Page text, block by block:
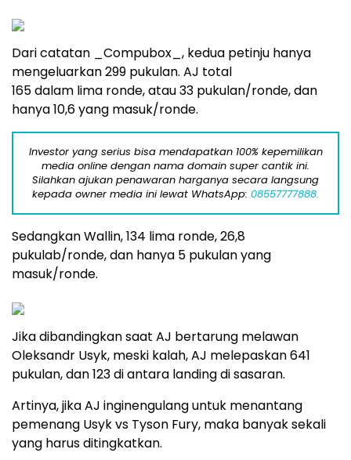
Dari catatan _Compubox_, kedua petinju hanya
mengeluarkan 299 pukulan. AJ total
165 dalam lima ronde, atau 33 pukulan/ronde, dan
hanya 10,6 yang masuk/ronde.
Investor yang serius bisa mendapatkan 100% kepemilikan
media online dengan nama domain super cantik ini.
Silahkan ajukan penawaran harganya secara langsung
kepada owner media ini lewat WhatsApp: 08557777888.
Sedangkan Wallin, 134 lima ronde, 26,8
pukulab/ronde, dan hanya 5 pukulan yang
masuk/ronde.
Jika dibandingkan saat AJ bertarung melawan
Oleksandr Usyk, meski kalah, AJ melepaskan 641
pukulan, dan 123 di antara landing di sasaran.
Artinya, jika AJ inginengulang untuk menantang
pemenang Usyk vs Tyson Fury, maka banyak sekali
yang harus ditingkatkan.